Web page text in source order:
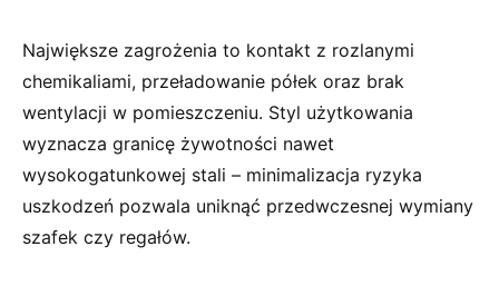
Największe zagrożenia to kontakt z rozlanymi
chemikaliami, przeładowanie półek oraz brak
wentylacji w pomieszczeniu. Styl użytkowania
wyznacza granicę żywotności nawet
wysokogatunkowej stali – minimalizacja ryzyka
uszkodzeń pozwala uniknąć przedwczesnej wymiany
szafek czy regałów.